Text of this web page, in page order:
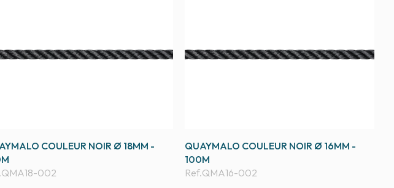
COULEUR NOIR Ø 18MM -
QMA18-002
QUAYMALO COULEUR NOIR Ø 16MM -
100M
Ref.QMA16-002